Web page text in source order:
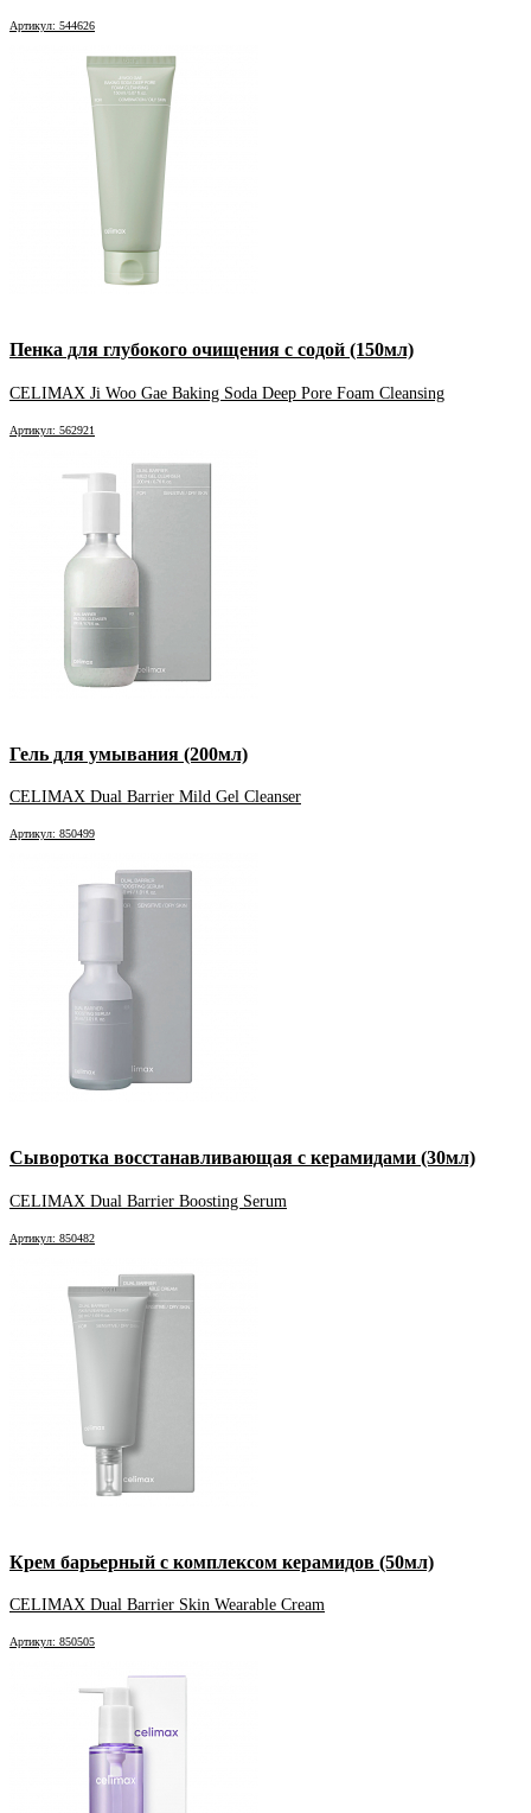
Артикул: 544626
Пенка для глубокого очищения с содой (150мл)
CELIMAX Ji Woo Gae Baking Soda Deep Pore Foam Cleansing
Артикул: 562921
Гель для умывания (200мл)
CELIMAX Dual Barrier Mild Gel Cleanser
Артикул: 850499
Сыворотка восстанавливающая с керамидами (30мл)
CELIMAX Dual Barrier Boosting Serum
Артикул: 850482
Крем барьерный с комплексом керамидов (50мл)
CELIMAX Dual Barrier Skin Wearable Cream
Артикул: 850505